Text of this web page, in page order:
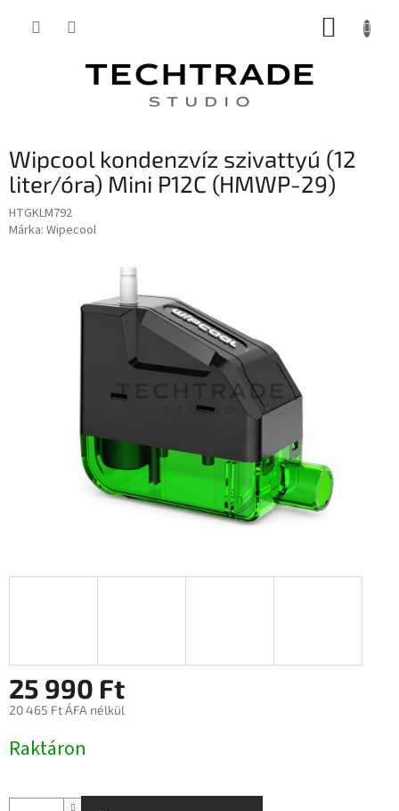
KOSÁR
Wipcool kondenzvíz szivattyú (12
liter/óra) Mini P12C (HMWP-29)
HTGKLM792
Márka: Wipecool
25 990 Ft
20 465 Ft ÁFA nélkül
Raktáron